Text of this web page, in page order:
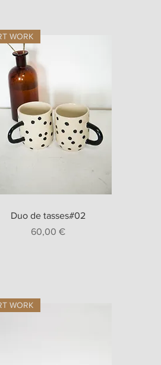
Aperçu rapide
WORK
Duo de tasses#02
Prix
60,00 €
WORK